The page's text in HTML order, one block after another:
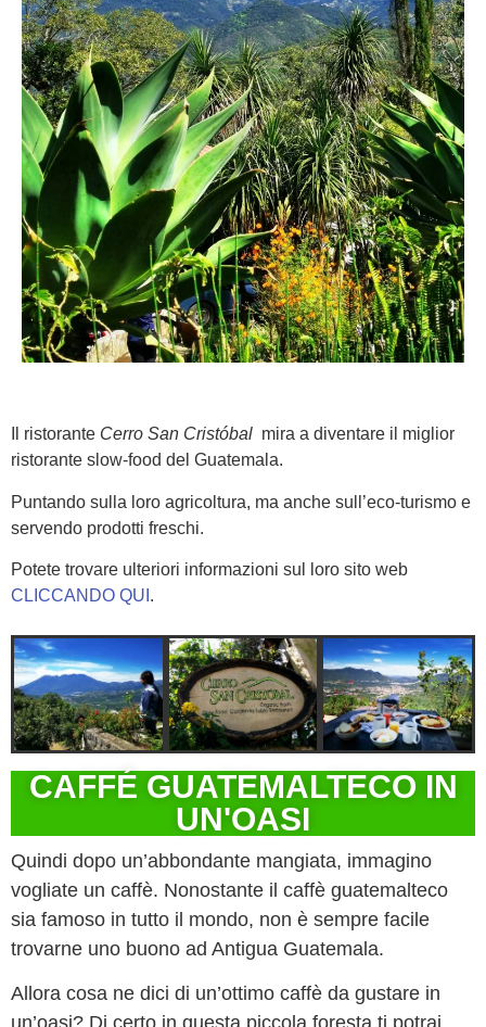
Il ristorante Cerro San Cristóbal mira a diventare il miglior
ristorante slow-food del Guatemala.
Puntando sulla loro agricoltura, ma anche sull’eco-turismo e
servendo prodotti freschi.
Potete trovare ulteriori informazioni sul loro sito web
CLICCANDO QUI .
CAFFÉ GUATEMALTECO IN
UN'OASI
Quindi dopo un’abbondante mangiata, immagino
vogliate un caffè. Nonostante il caffè guatemalteco
sia famoso in tutto il mondo, non è sempre facile
trovarne uno buono ad Antigua Guatemala.
Allora cosa ne dici di un’ottimo caffè da gustare in